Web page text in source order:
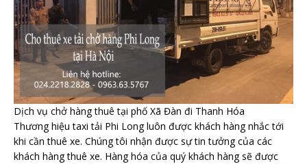
Dịch vụ chở hàng thuê tại phố Xã Đàn đi Thanh Hóa
Thương hiệu taxi tải Phi Long luôn được khách hàng nhắc tới
khi cần thuê xe. Chúng tôi nhận được sự tin tưởng của các
khách hàng thuê xe. Hàng hóa của quý khách hàng sẽ được